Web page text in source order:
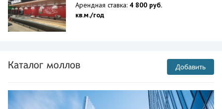
Арендная ставка: 4 800 руб.
кв.м./год
Каталог моллов Добавить